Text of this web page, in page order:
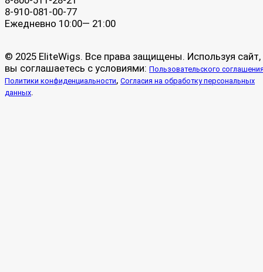
8-910-081-00-77
Ежедневно 10:00— 21:00
© 2025 EliteWigs. Все права защищены. Используя сайт,
вы соглашаетесь с условиями: Пользовательского
Политики конфиденциальности, Согласия на обработку персональных
данных.